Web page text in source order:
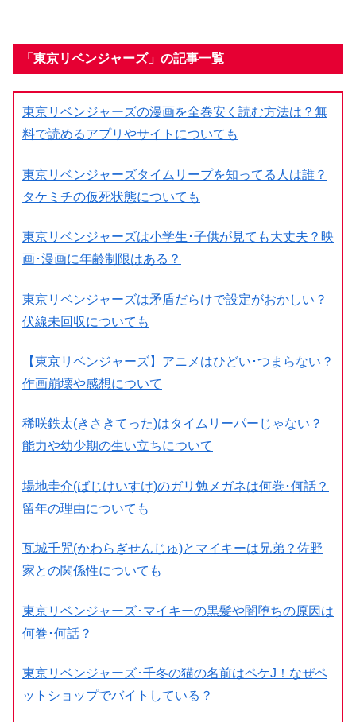
「東京リベンジャーズ」の記事一覧
東京リベンジャーズの漫画を全巻安く読む方法は？無
料で読めるアプリやサイトについても
東京リベンジャーズタイムリープを知ってる人は誰？
タケミチの仮死状態についても
東京リベンジャーズは小学生･子供が見ても大丈夫？映
画･漫画に年齢制限はある？
東京リベンジャーズは矛盾だらけで設定がおかしい？
伏線未回収についても
【東京リベンジャーズ】アニメはひどい･つまらない？
作画崩壊や感想について
稀咲鉄太(きさきてった)はタイムリーパーじゃない？
能力や幼少期の生い立ちについて
場地圭介(ばじけいすけ)のガリ勉メガネは何巻･何話？
留年の理由についても
瓦城千咒(かわらぎせんじゅ)とマイキーは兄弟？佐野
家との関係性についても
東京リベンジャーズ･マイキーの黒髪や闇堕ちの原因は
何巻･何話？
東京リベンジャーズ･千冬の猫の名前はペケJ！なぜペ
ットショップでバイトしている？